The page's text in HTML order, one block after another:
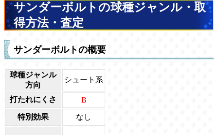
サンダーボルトの球種ジャンル・取
得方法・査定
サンダーボルトの概要
球種ジャンル
方向
シュート系
打たれにくさ B
特別効果 なし